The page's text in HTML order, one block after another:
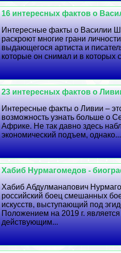
16 интересных фактов о
Интересные факты о Василии
раскроют многие грани
выдающегося артиста и
которые он снимал и в которых
23 интересных фактов о
Интересные факты о Ливии –
возможность узнать больше о
Африке. Не так давно здесь
экономический подъем, однако...
Хабиб Нурмагомедов -
Хабиб Абдулманапович
российский боец смешанных
искусств, выступающий под
Положением на 2019 г. является
действующим...